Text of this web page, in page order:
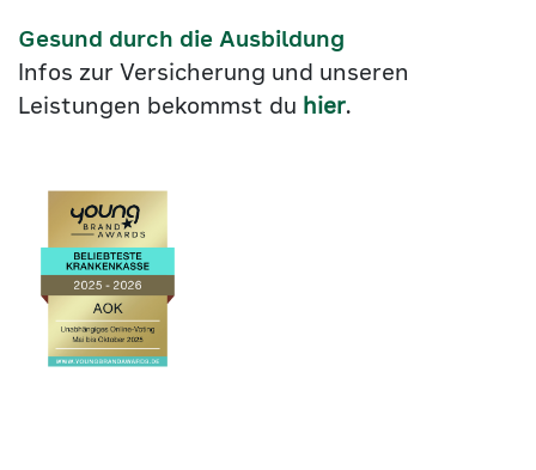
Gesund durch die Ausbildung
Infos zur Versicherung und unseren
Leistungen bekommst du hier.